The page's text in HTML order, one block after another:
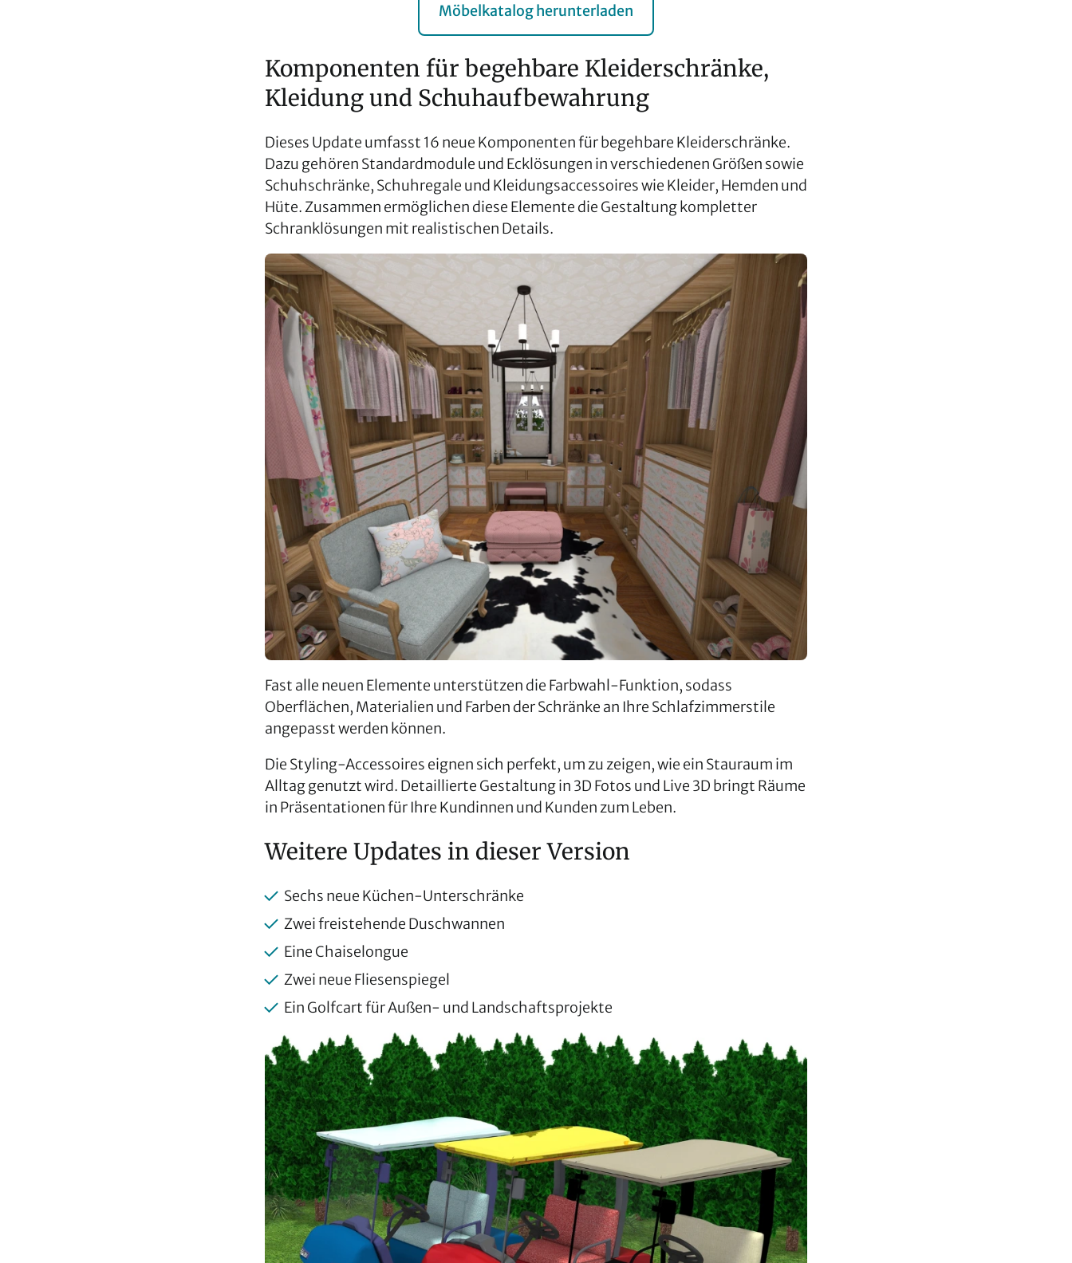
Möbelkatalog herunterladen
Komponenten für begehbare Kleiderschränke,
Kleidung und Schuhaufbewahrung
Dieses Update umfasst 16 neue Komponenten für begehbare Kleiderschränke.
Dazu gehören Standardmodule und Ecklösungen in verschiedenen Größen sowie
Schuhschränke, Schuhregale und Kleidungsaccessoires wie Kleider, Hemden und
Hüte. Zusammen ermöglichen diese Elemente die Gestaltung kompletter
Schranklösungen mit realistischen Details.
Fast alle neuen Elemente unterstützen die Farbwahl-Funktion, sodass
Oberflächen, Materialien und Farben der Schränke an Ihre Schlafzimmerstile
angepasst werden können.
Die Styling-Accessoires eignen sich perfekt, um zu zeigen, wie ein Stauraum im
Alltag genutzt wird. Detaillierte Gestaltung in 3D Fotos und Live 3D bringt Räume
in Präsentationen für Ihre Kundinnen und Kunden zum Leben.
Weitere Updates in dieser Version
Sechs neue Küchen-Unterschränke
Zwei freistehende Duschwannen
Eine Chaiselongue
Zwei neue Fliesenspiegel
Ein Golfcart für Außen- und Landschaftsprojekte